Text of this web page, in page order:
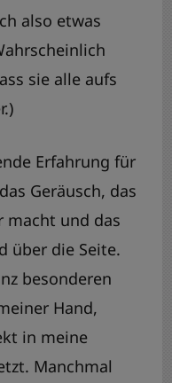
also etwas
sie alle aufs
Erfahrung für
Geräusch, das
macht und das
über die Seite.
besonderen
Hand,
in meine
Manchmal